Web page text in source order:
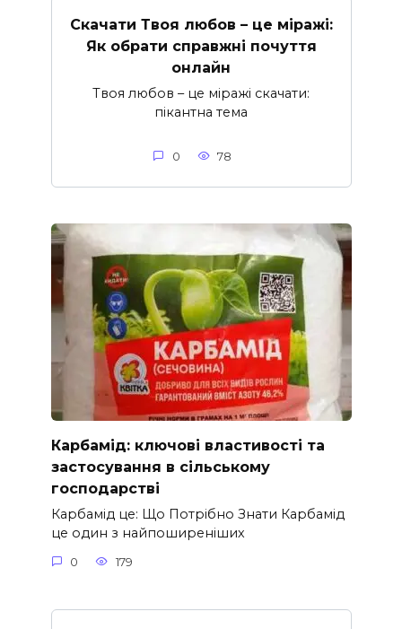
Скачати Твоя любов – це міражі:
Як обрати справжні почуття
онлайн
Твоя любов – це міражі скачати:
пікантна тема
0 78
Карбамід: ключові властивості та
застосування в сільському
господарстві
Карбамід це: Що Потрібно Знати Карбамід
це один з найпоширеніших
0 179